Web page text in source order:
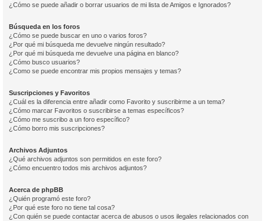
¿Cómo se puede añadir o borrar usuarios de mi lista de Amigos e Ignorados?
Búsqueda en los foros
¿Cómo se puede buscar en uno o varios foros?
¿Por qué mi búsqueda me devuelve ningún resultado?
¿Por qué mi búsqueda me devuelve una página en blanco?
¿Cómo busco usuarios?
¿Como se puede encontrar mis propios mensajes y temas?
Suscripciones y Favoritos
¿Cuál es la diferencia entre añadir como Favorito y suscribirme a un tema?
¿Cómo marcar Favoritos o suscribirse a temas específicos?
¿Cómo me suscribo a un foro específico?
¿Cómo borro mis suscripciones?
Archivos Adjuntos
¿Qué archivos adjuntos son permitidos en este foro?
¿Cómo encuentro todos mis archivos adjuntos?
Acerca de phpBB
¿Quién programó este foro?
¿Por qué este foro no tiene tal cosa?
¿Con quién se puede contactar acerca de abusos o usos ilegales relacionados con